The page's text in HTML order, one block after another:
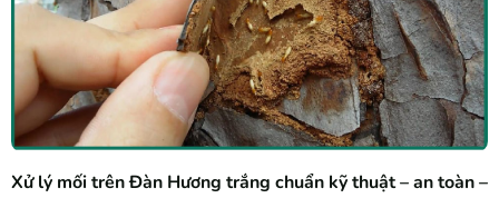
Xử lý mối trên Đàn Hương trắng chuẩn kỹ thuật – an toàn –